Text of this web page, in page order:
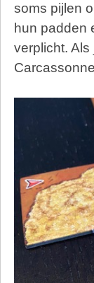
soms pijlen
hun padden
verplicht.